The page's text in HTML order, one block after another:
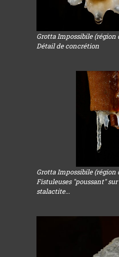
Grotta Impossibile (région
Détail de concrétion
Grotta Impossibile (région
Fistuleuses "poussant"
stalactite...